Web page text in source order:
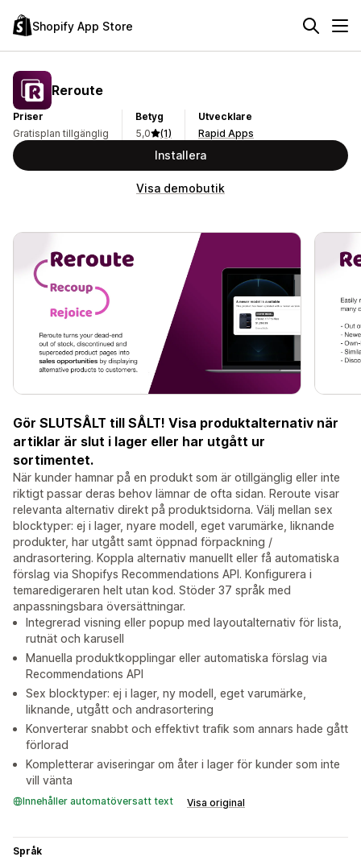
Shopify App Store
Reroute
Priser
Gratisplan tillgänglig
Betyg
5,0
(1)
Utvecklare
Rapid Apps
Installera
Visa demobutik
Gör SLUTSÅLT till SÅLT! Visa produktalternativ när
artiklar är slut i lager eller har utgått ur
sortimentet.
När kunder hamnar på en produkt som är otillgänglig eller inte
riktigt passar deras behov lämnar de ofta sidan. Reroute visar
relevanta alternativ direkt på produktsidorna. Välj mellan sex
blocktyper: ej i lager, nyare modell, eget varumärke, liknande
produkter, har utgått samt öppnad förpackning /
andrasortering. Koppla alternativ manuellt eller få automatiska
förslag via Shopifys Recommendations API. Konfigurera i
temaredigeraren helt utan kod. Stöder 37 språk med
anpassningsbara översättningar.
Integrerad visning eller popup med layoutalternativ för lista,
rutnät och karusell
Manuella produktkopplingar eller automatiska förslag via
Recommendations API
Sex blocktyper: ej i lager, ny modell, eget varumärke,
liknande, utgått och andrasortering
Konverterar snabbt och effektivt trafik som annars hade gått
förlorad
Kompletterar aviseringar om åter i lager för kunder som inte
vill vänta
Innehåller automatöversatt text Visa original
Språk